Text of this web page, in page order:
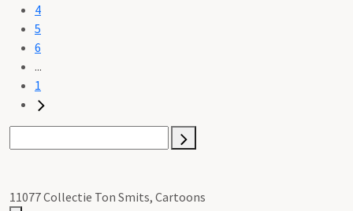
4
5
6
...
1
11077 Collectie Ton Smits, Cartoons